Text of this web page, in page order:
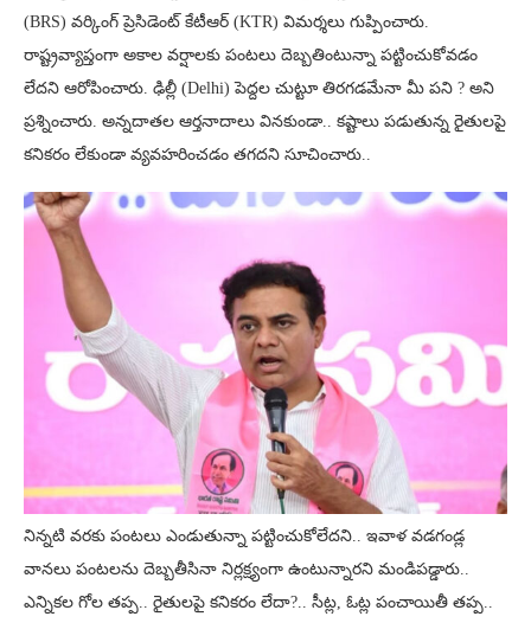
(BRS) వర్కింగ్ ప్రెసిడెంట్ కేటీఆర్ (KTR) విమర్శలు గుప్పించారు.
రాష్ట్రవ్యాప్తంగా అకాల వర్షాలకు పంటలు దెబ్బతింటున్నా పట్టించుకోవడం
లేదని ఆరోపించారు. ఢిల్లీ (Delhi) పెద్దల చుట్టూ తిరగడమేనా మీ పని ? అని
ప్రశ్నించారు. అన్నదాతల ఆర్తనాదాలు వినకుండా.. కష్టాలు పడుతున్న రైతులపై
కనికరం లేకుండా వ్యవహరించడం తగదని సూచించారు..
నిన్నటి వరకు పంటలు ఎండుతున్నా పట్టించుకోలేదని.. ఇవాళ వడగండ్ల
వాన‌లు పంటలను దెబ్బతీసినా నిర్లక్ష్యంగా ఉంటున్నారని మండిపడ్డారు..
ఎన్నికల గోల తప్ప.. రైతులపై కనికరం లేదా?.. సీట్ల, ఓట్ల పంచాయితీ తప్ప..